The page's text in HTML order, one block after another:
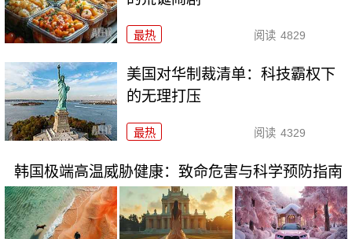
最热 阅读 4829
美国对华制裁清单：科技霸权下
的无理打压
最热 阅读 4329
韩国极端高温威胁健康：致命危害与科学预防指南